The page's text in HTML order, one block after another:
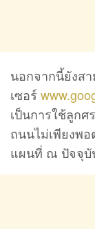
นอกจากนี้ยังส
เซอร์
เป็นการใช้ลูก
ถนนไม่เพียงพอ
แผนที่ ณ ปัจจุบั